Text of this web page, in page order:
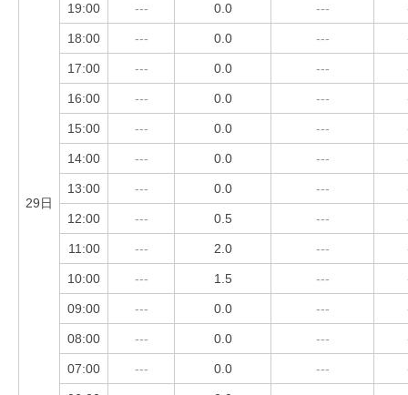
29日
19:00 --- 0.0 ---
18:00 --- 0.0 ---
17:00 --- 0.0 ---
16:00 --- 0.0 ---
15:00 --- 0.0 ---
14:00 --- 0.0 ---
13:00 --- 0.0 ---
12:00 --- 0.5 ---
11:00 --- 2.0 ---
10:00 --- 1.5 ---
09:00 --- 0.0 ---
08:00 --- 0.0 ---
07:00 --- 0.0 ---